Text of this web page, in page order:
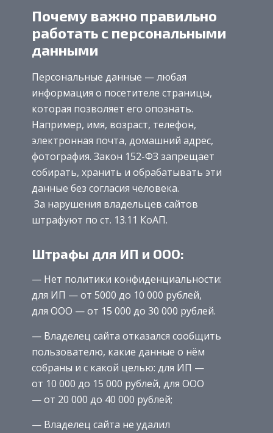
Почему важно правильно
работать с персональными
данными
Персональные данные — любая
информация о посетителе страницы,
которая позволяет его опознать.
Например, имя, возраст, телефон,
электронная почта, домашний адрес,
фотография. Закон 152-ФЗ запрещает
собирать, хранить и обрабатывать эти
данные без согласия человека.
За нарушения владельцев сайтов
штрафуют по ст. 13.11 КоАП.
Штрафы для ИП и ООО:
— Нет политики конфиденциальности:
для ИП — от 5000 до 10 000 рублей,
для ООО — от 15 000 до 30 000 рублей.
— Владелец сайта отказался сообщить
пользователю, какие данные о нём
собраны и с какой целью: для ИП —
от 10 000 до 15 000 рублей, для ООО
— от 20 000 до 40 000 рублей;
— Владелец сайта не удалил